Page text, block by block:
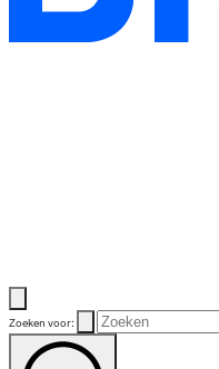
Zoeken voor: